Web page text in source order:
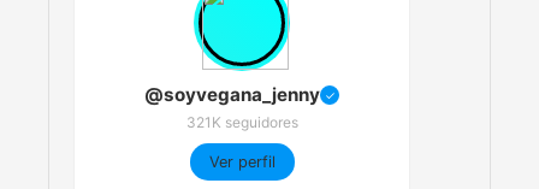
@soyvegana_jenny ✓
321K seguidores
Ver perfil